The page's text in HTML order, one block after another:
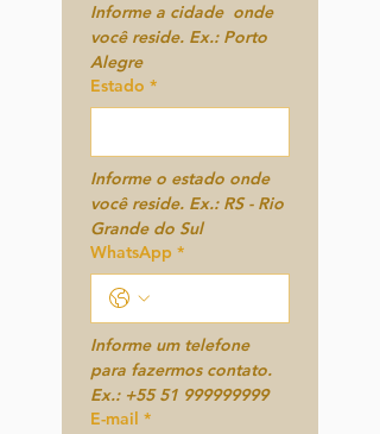
Informe a cidade  onde
você reside. Ex.: Porto
Alegre
Estado *
Informe o estado onde
você reside. Ex.: RS - Rio
Grande do Sul
WhatsApp *
Informe um telefone
Ex.: +55 51 999999999
E-mail *